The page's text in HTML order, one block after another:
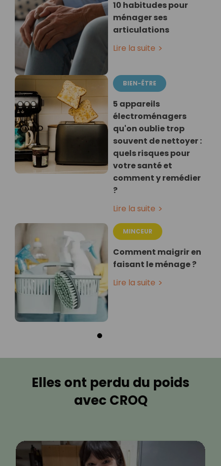
10 habitudes pour
ménager ses
articulations
Lire la suite
BIEN-ÊTRE
5 appareils
électroménagers
qu'on oublie trop
souvent de nettoyer :
quels risques pour
votre santé et
comment y remédier
?
Lire la suite
MINCEUR
Comment maigrir en
faisant le ménage ?
Lire la suite
Elles ont perdu du poids
avec CROQ